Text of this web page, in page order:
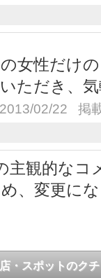
女性だけ
ただき、
:2013/02/22 掲
観的なコ
、変更に
・スポットのク